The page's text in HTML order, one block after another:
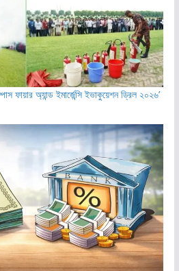
ফায়ার অ্যান্ড ইমার্জেন্সি ইভাকুয়েশন ড্রিল ২০২৬’